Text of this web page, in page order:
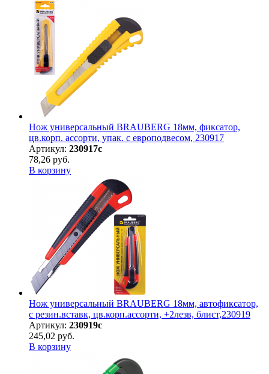
Нож универсальный BRAUBERG 18мм, фиксатор,
цв.корп. ассорти, упак. с европодвесом, 230917
Артикул: 230917с
78,26 руб.
В корзину
Нож универсальный BRAUBERG 18мм, автофиксатор,
с резин.вставк, цв.корп.ассорти, +2лезв, блист,230919
Артикул: 230919с
245,02 руб.
В корзину